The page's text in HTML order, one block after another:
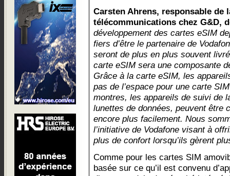
Carsten Ahrens, responsable
télécommunications chez G&D,
développement des cartes eSIM
fiers d’être le partenaire de
seront de plus en plus souvent
carte eSIM sera une composante
Grâce à la carte eSIM, les
pas de l’espace pour une carte
montres, les appareils de suivi de
lunettes de données, peuvent être
encore plus facilement. Nous
l’initiative de Vodafone visant à
plus de confort lorsqu’ils gèrent
Comme pour les cartes SIM
basée sur ce qu’il est convenu